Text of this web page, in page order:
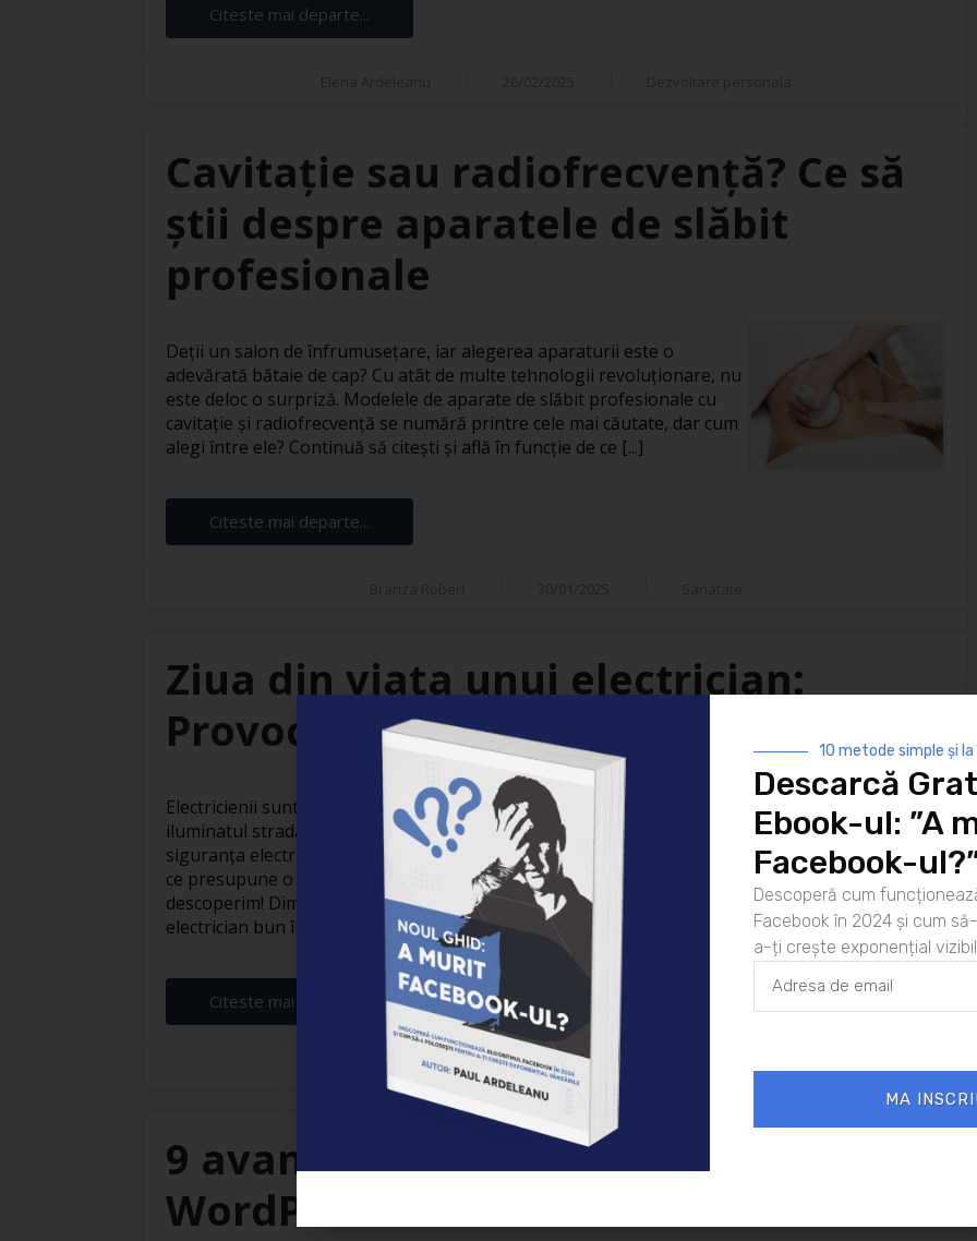
Citeste mai departe...
Cavitație sau radiofrecvență? Ce să
știi despre aparatele de slăbit
profesionale
Deții un salon de înfrumusețare, iar alegerea aparaturii este o
adevărată bătaie de cap? Cu atât de multe tehnologii revoluționare, nu
este deloc o surpriză. Modelele de aparate de slăbit profesionale cu
cavitație și radiofrecvență se numără printre cele mai căutate, dar cum
alegi între ele? Continuă să citești și află în funcție de ce [...]
Citeste mai departe...
Ziua din viața unui electrician:
Provocări și satisfacții
Electricienii sunt adevărați eroi invizibili ai vieții moderne. De la
iluminatul stradal care face orașele să strălucească noaptea până la
siguranța electrică din locuințe, activitatea lor este indispensabilă. Dar
ce presupune o zi obișnuită din viața unui electrician? Hai să
descoperim! Dimineața devreme: Pregătirea pentru zi Ziua unui
electrician bun începe devreme. Cu o ceașcă [...]
Citeste mai departe...
Elena Ardeleanu 26/01/2025
9 avantaje ale creării unui site în
WordPress
10 metode simple și
Descarcă
Ebook-ul: ”A
Facebook-
Descoperă cum
Facebook în 2024 și cum
a-ți crește exponențial
MA